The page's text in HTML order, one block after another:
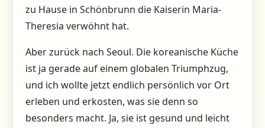
zu Hause in Schönbrunn die Kaiserin Maria-
Theresia verwöhnt hat.
Aber zurück nach Seoul. Die koreanische Küche
ist ja gerade auf einem globalen Triumphzug,
und ich wollte jetzt endlich persönlich vor Ort
erleben und erkosten, was sie denn so
besonders macht. Ja, sie ist gesund und leicht